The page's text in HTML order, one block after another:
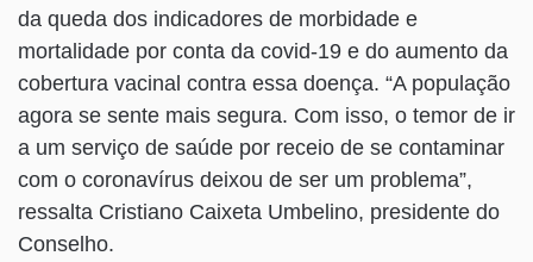
da queda dos indicadores de morbidade e
mortalidade por conta da covid-19 e do aumento da
cobertura vacinal contra essa doença. “A população
agora se sente mais segura. Com isso, o temor de ir
a um serviço de saúde por receio de se contaminar
com o coronavírus deixou de ser um problema”,
ressalta Cristiano Caixeta Umbelino, presidente do
Conselho.